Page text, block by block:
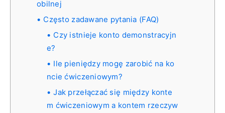
obilnej
Często zadawane pytania (FAQ)
Czy istnieje konto demonstracyjn
e?
Ile pieniędzy mogę zarobić na ko
ncie ćwiczeniowym?
Jak przełączać się między konte
m ćwiczeniowym a kontem rzeczyw